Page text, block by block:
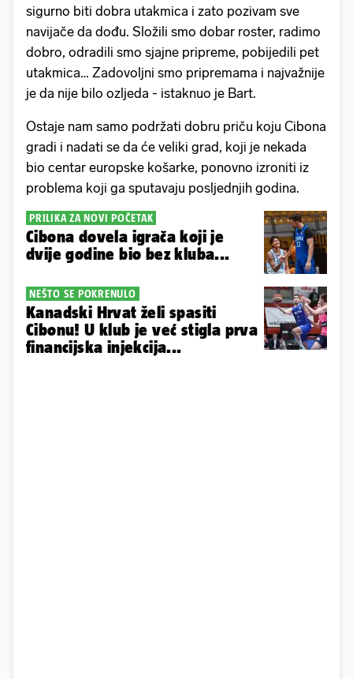
sigurno biti dobra utakmica i zato pozivam sve
navijače da dođu. Složili smo dobar roster, radimo
dobro, odradili smo sjajne pripreme, pobijedili pet
utakmica… Zadovoljni smo pripremama i najvažnije
je da nije bilo ozljeda - istaknuo je Bart.
Ostaje nam samo podržati dobru priču koju Cibona
gradi i nadati se da će veliki grad, koji je nekada
bio centar europske košarke, ponovno izroniti iz
problema koji ga sputavaju posljednjih godina.
PRILIKA ZA NOVI POČETAK
Cibona dovela igrača koji je
dvije godine bio bez kluba...
NEŠTO SE POKRENULO
Kanadski Hrvat želi spasiti
Cibonu! U klub je već stigla prva
financijska injekcija...